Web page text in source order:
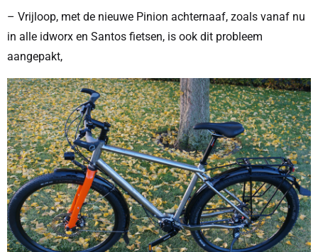
– Vrijloop, met de nieuwe Pinion achternaaf, zoals vanaf nu
in alle idworx en Santos fietsen, is ook dit probleem
aangepakt,